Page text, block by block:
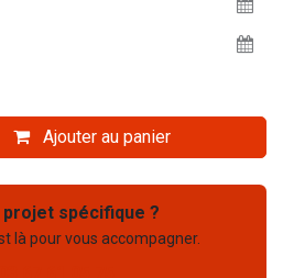
Ajouter au panier
projet spécifique ?
là pour vous accompagner.